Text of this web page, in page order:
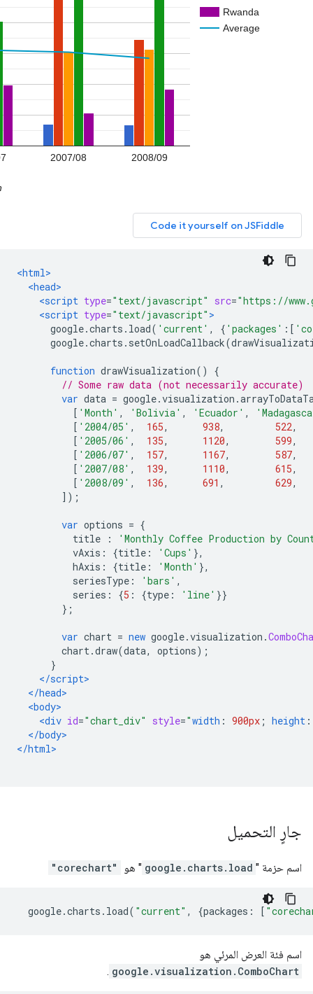
<html>
<head>
<script type="text/javascript" src="https://
<script type="text/javascript" >
google.charts . load( 'current' , { 'packages' :[
google.charts . setOnLoadCallback(
function drawVisualization()
{
// Some raw data (not necessarily accurate)
var data = google.visualization .
[ 'Month' , 'Bolivia' , 'Ecuador' ,
[ '2004/05' , 165, 938, 522,
[ '2005/06' , 135, 1120, 599,
[ '2006/07' , 157, 1167, 587,
[ '2007/08' , 139, 1110, 615,
[ '2008/09' , 136, 691 , 629,
]);
var options = {
title
:
'Monthly Coffee Production by
vAxis : {title : 'Cups' },
hAxis : {title : 'Month' },
seriesType : 'bars' ,
series : {5 : {type : 'line' }}
};
var chart = new google.visualization .
chart.draw(data, options);
}
</script>
</head>
<body>
<div id="chart_div" style="width : 900px ; height :
</body>
</html>
جارٍ التحميل
اسم حزمة " google.charts.load " هو "corechart"
google.charts . load( "current" , {packages : [
اسم فئة العرض المرئي هو
google.visualization.ComboChart
.